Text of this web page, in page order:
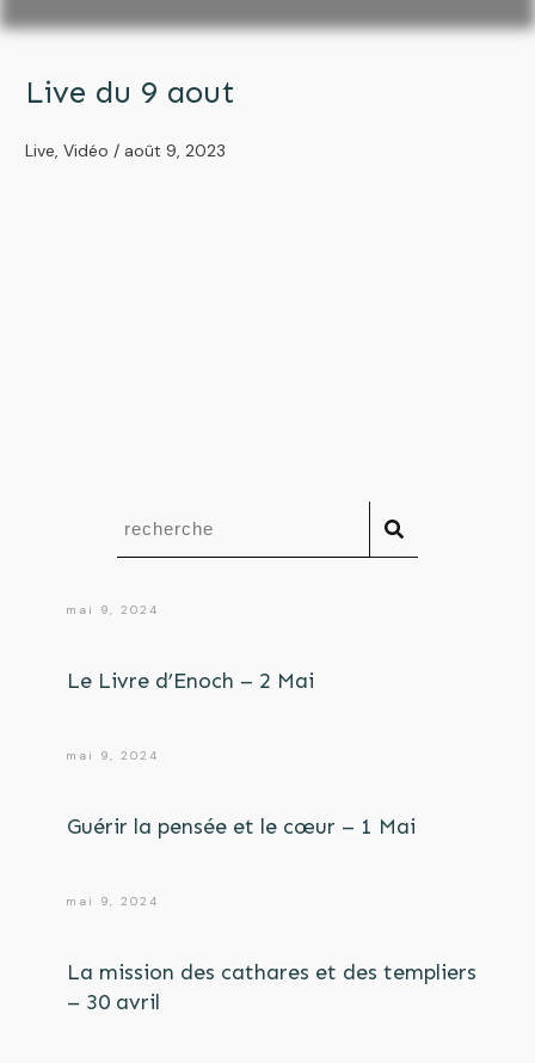
Live du 9 aout
Live, Vidéo / août 9, 2023
mai 9, 2024
Le Livre d’Enoch – 2 Mai
mai 9, 2024
Guérir la pensée et le cœur – 1 Mai
mai 9, 2024
La mission des cathares et des templiers
– 30 avril